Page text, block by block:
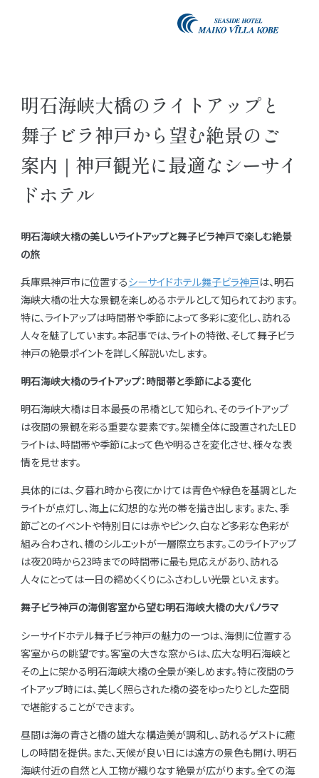
明石海峡大橋のライトアップと
舞子ビラ神戸から望む絶景のご
案内｜神戸観光に最適なシーサイ
ドホテル
明石海峡大橋の美しいライトアップと舞子ビラ神戸で楽しむ絶景
の旅
兵庫県神戸市に位置するシーサイドホテル舞子ビラ神戸は、明石
海峡大橋の壮大な景観を楽しめるホテルとして知られております。
特に、ライトアップは時間帯や季節によって多彩に変化し、訪れる
人々を魅了しています。本記事では、ライトの特徴、そして舞子ビラ
神戸の絶景ポイントを詳しく解説いたします。
明石海峡大橋のライトアップ：時間帯と季節による変化
明石海峡大橋は日本最長の吊橋として知られ、そのライトアップ
は夜間の景観を彩る重要な要素です。架橋全体に設置されたLED
ライトは、時間帯や季節によって色や明るさを変化させ、様々な表
情を見せます。
具体的には、夕暮れ時から夜にかけては青色や緑色を基調とした
ライトが点灯し、海上に幻想的な光の帯を描き出します。また、季
節ごとのイベントや特別日には赤やピンク、白など多彩な色彩が
組み合わされ、橋のシルエットが一層際立ちます。このライトアップ
は夜20時から23時までの時間帯に最も見応えがあり、訪れる
人々にとっては一日の締めくくりにふさわしい光景といえます。
舞子ビラ神戸の海側客室から望む明石海峡大橋の大パノラマ
シーサイドホテル舞子ビラ神戸の魅力の一つは、海側に位置する
客室からの眺望です。客室の大きな窓からは、広大な明石海峡と
その上に架かる明石海峡大橋の全景が楽しめます。特に夜間のラ
イトアップ時には、美しく照らされた橋の姿をゆったりとした空間
で堪能することができます。
昼間は海の青さと橋の雄大な構造美が調和し、訪れるゲストに癒
しの時間を提供。また、天候が良い日には遠方の景色も開け、明石
海峡付近の自然と人工物が織りなす絶景が広がります。全ての海